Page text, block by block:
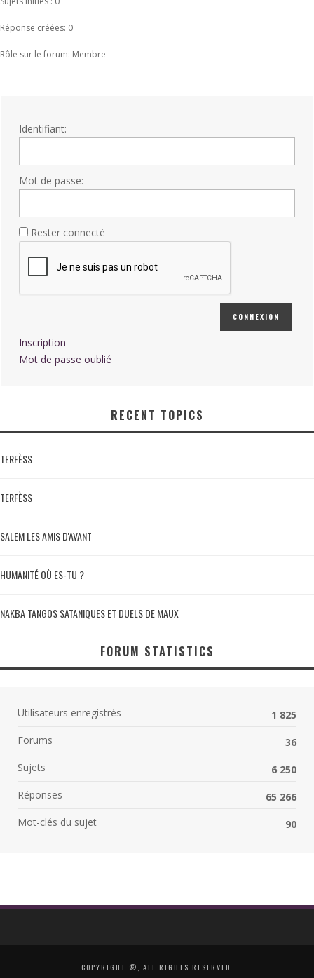
Réponse créées: 0
Rôle sur le forum: Membre
Identifiant:
Mot de passe:
Rester connecté
CONNEXION
Inscription
Mot de passe oublié
RECENT TOPICS
TERFÈSS
TERFÈSS
SALEM LES AMIS D'AVANT
HUMANITÉ OÙ ES-TU ?
NAKBA TANGOS SATANIQUES ET DUELS DE MAUX
FORUM STATISTICS
Utilisateurs enregistrés
1 825
Forums
36
Sujets
6 250
Réponses
65 266
Mot-clés du sujet
90
COPYRIGHT ©, ALL RIGHTS RESERVED.